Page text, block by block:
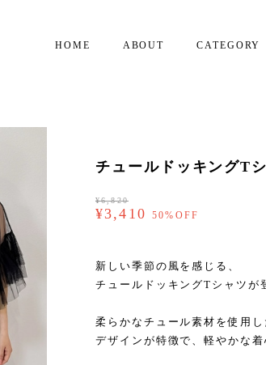
HOME ABOUT CATEGORY
チュールドッキングT
¥6,820
¥3,410 50%OFF
新しい季節の風を感じる、
チュールドッキングTシャツが
柔らかなチュール素材を使用し
デザインが特徴で、軽やかな着